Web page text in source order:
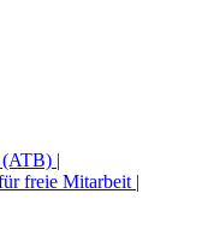
(ATB) |
freie Mitarbeit |